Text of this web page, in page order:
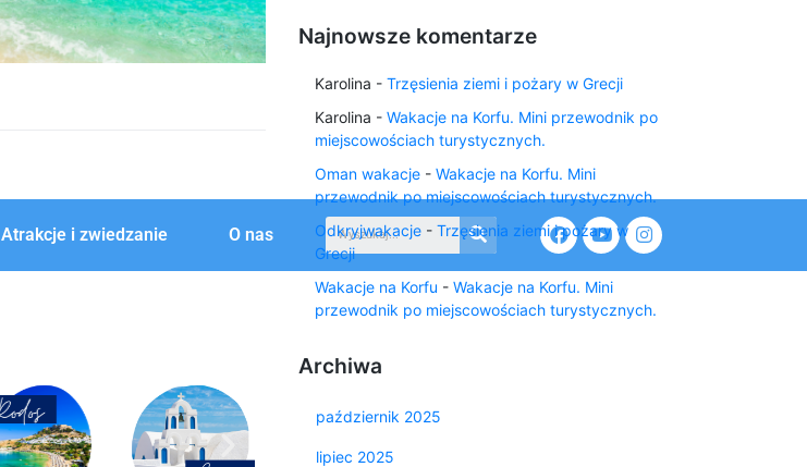
Atrakcje i zwiedzanie O nas
Najnowsze komentarze
Karolina - Trzęsienia ziemi i pożary w Grecji
Karolina - Wakacje na Korfu. Mini przewodnik po
miejscowościach turystycznych.
Oman wakacje - Wakacje na Korfu. Mini
przewodnik po miejscowościach turystycznych.
Odkryjwakacje - Trzęsienia ziemi i pożary w
Grecji
Wakacje na Korfu - Wakacje na Korfu. Mini
przewodnik po miejscowościach turystycznych.
Archiwa
październik 2025
lipiec 2025